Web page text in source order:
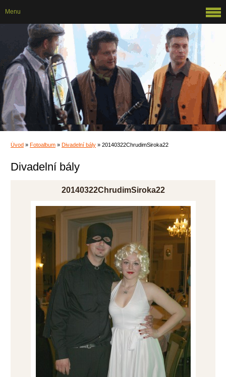
Úvod » Fotoalbum » Divadelní bály » 20140322ChrudimSiroka22
Divadelní bály
20140322ChrudimSiroka22
Menu